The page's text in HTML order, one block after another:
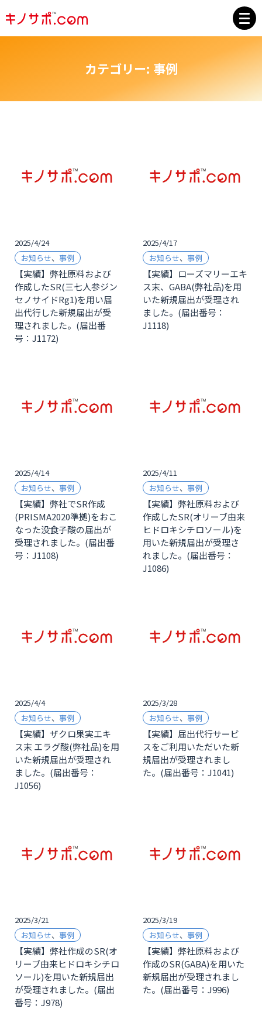
カテゴリー: 事例
2025/4/24
お知らせ、 事例
【実績】弊社原料および
作成したSR(三七人参ジン
セノサイドRg1)を用い届
出代行した新規届出が受
理されました。(届出番
号：J1172)
2025/4/17
お知らせ、 事例
【実績】ローズマリーエキ
ス末、GABA(弊社品)を用
いた新規届出が受理され
ました。(届出番号：
J1118)
2025/4/14
お知らせ、 事例
【実績】弊社でSR作成
(PRISMA2020準拠)をおこ
なった没食子酸の届出が
受理されました。(届出番
号：J1108)
2025/4/11
お知らせ、 事例
【実績】弊社原料および
作成したSR(オリーブ由来
ヒドロキシチロソール)を
用いた新規届出が受理さ
れました。(届出番号：
J1086)
2025/4/4
お知らせ、 事例
【実績】ザクロ果実エキ
ス末 エラグ酸(弊社品)を用
いた新規届出が受理され
ました。(届出番号：
J1056)
2025/3/28
お知らせ、 事例
【実績】届出代行サービ
スをご利用いただいた新
規届出が受理されまし
た。(届出番号：J1041)
2025/3/21
お知らせ、 事例
【実績】弊社作成のSR(オ
リーブ由来ヒドロキシチロ
ソール)を用いた新規届出
が受理されました。(届出
番号：J978)
2025/3/19
お知らせ、 事例
【実績】弊社原料および
作成のSR(GABA)を用いた
新規届出が受理されまし
た。(届出番号：J996)